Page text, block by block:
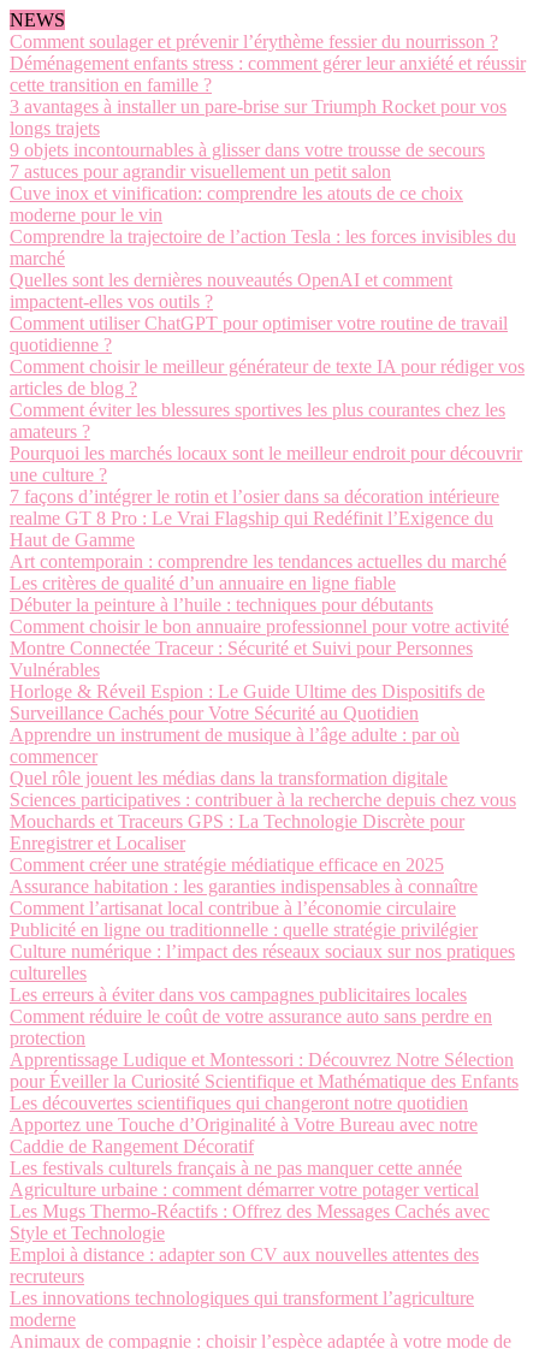
NEWS
Comment soulager et prévenir l’érythème fessier du nourrisson ?
Déménagement enfants stress : comment gérer leur anxiété et réussir
cette transition en famille ?
3 avantages à installer un pare-brise sur Triumph Rocket pour vos
longs trajets
9 objets incontournables à glisser dans votre trousse de secours
7 astuces pour agrandir visuellement un petit salon
Cuve inox et vinification: comprendre les atouts de ce choix
moderne pour le vin
Comprendre la trajectoire de l’action Tesla : les forces invisibles du
marché
Quelles sont les dernières nouveautés OpenAI et comment
impactent-elles vos outils ?
Comment utiliser ChatGPT pour optimiser votre routine de travail
quotidienne ?
Comment choisir le meilleur générateur de texte IA pour rédiger vos
articles de blog ?
Comment éviter les blessures sportives les plus courantes chez les
amateurs ?
Pourquoi les marchés locaux sont le meilleur endroit pour découvrir
une culture ?
7 façons d’intégrer le rotin et l’osier dans sa décoration intérieure
realme GT 8 Pro : Le Vrai Flagship qui Redéfinit l’Exigence du
Haut de Gamme
Art contemporain : comprendre les tendances actuelles du marché
Les critères de qualité d’un annuaire en ligne fiable
Débuter la peinture à l’huile : techniques pour débutants
Comment choisir le bon annuaire professionnel pour votre activité
Montre Connectée Traceur : Sécurité et Suivi pour Personnes
Vulnérables
Horloge & Réveil Espion : Le Guide Ultime des Dispositifs de
Surveillance Cachés pour Votre Sécurité au Quotidien
Apprendre un instrument de musique à l’âge adulte : par où
commencer
Quel rôle jouent les médias dans la transformation digitale
Sciences participatives : contribuer à la recherche depuis chez vous
Mouchards et Traceurs GPS : La Technologie Discrète pour
Enregistrer et Localiser
Comment créer une stratégie médiatique efficace en 2025
Assurance habitation : les garanties indispensables à connaître
Comment l’artisanat local contribue à l’économie circulaire
Publicité en ligne ou traditionnelle : quelle stratégie privilégier
Culture numérique : l’impact des réseaux sociaux sur nos pratiques
culturelles
Les erreurs à éviter dans vos campagnes publicitaires locales
Comment réduire le coût de votre assurance auto sans perdre en
protection
Apprentissage Ludique et Montessori : Découvrez Notre Sélection
pour Éveiller la Curiosité Scientifique et Mathématique des Enfants
Les découvertes scientifiques qui changeront notre quotidien
Apportez une Touche d’Originalité à Votre Bureau avec notre
Caddie de Rangement Décoratif
Les festivals culturels français à ne pas manquer cette année
Agriculture urbaine : comment démarrer votre potager vertical
Les Mugs Thermo-Réactifs : Offrez des Messages Cachés avec
Style et Technologie
Emploi à distance : adapter son CV aux nouvelles attentes des
recruteurs
Les innovations technologiques qui transforment l’agriculture
moderne
Animaux de compagnie : choisir l’espèce adaptée à votre mode de